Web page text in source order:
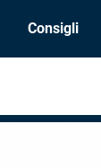
Consigli